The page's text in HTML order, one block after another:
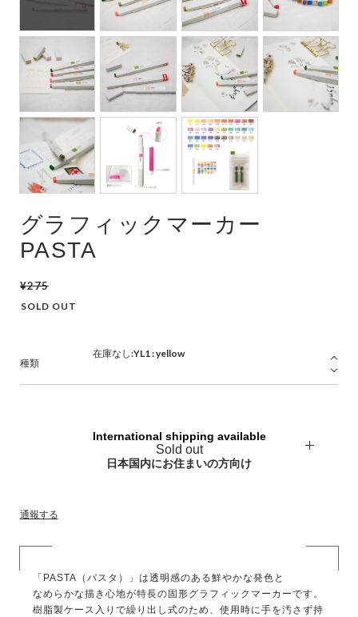
グラフィックマーカー
PASTA
¥275
SOLD OUT
種類
International shipping available
Sold out
日本国内にお住まいの方向け
通報する
「PASTA（パスタ）」は透明感のある鮮やかな発色と
なめらかな描き心地が特長の固形グラフィックマーカーです。
樹脂製ケース入りで繰り出し式のため、使用時に手を汚さず持